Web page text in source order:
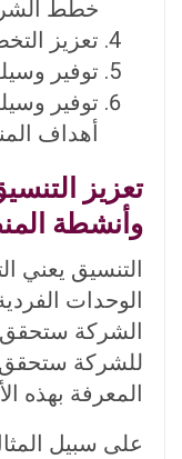
خطط
تعزيز
توفير
توفير
أهداف
تعزيز
وأنشطة
التنسيق يعني
الوحدات
الشركة ستحقق
للشركة ستحقق
المعرفة بهذه
على سبيل